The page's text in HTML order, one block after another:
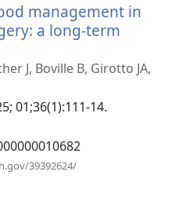
窗
口）
management in
a long-term
J, Boville B, Girotto JA,
01;36(1):111-14.
39392624/